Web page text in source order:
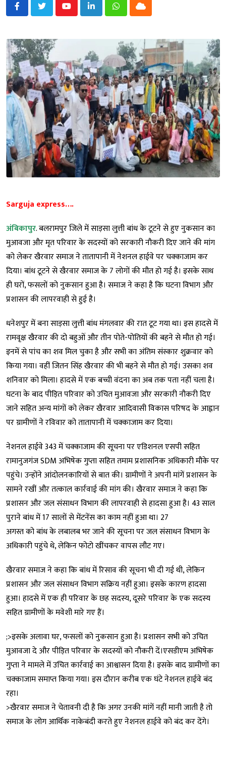
YoutubeLinkedInWhatsappCloud
Sarguja express….
अंबिकापुर. बलरामपुर जिले में साड़सा लुत्ती बांध के टूटने से हुए नुकसान का
मुआवजा और मृत परिवार के सदस्यों को सरकारी नौकरी दिए जाने की मांग
को लेकर खैरवार समाज ने तातापानी में नेशनल हाईवे पर चक्काजाम कर
दिया। बांध टूटने से खैरवार समाज के 7 लोगों की मौत हो गई है। इसके साथ
ही घरों, फसलों को नुकसान हुआ है। समाज ने कहा है कि घटना विभाग और
प्रशासन की लापरवाही से हुई है।
धनेशपुर में बना साड़सा लुत्ती बांध मंगलवार की रात टूट गया था। इस हादसे में
रामवृक्ष खैरवार की दो बहुओं और तीन पोते-पोतियों की बहने से मौत हो गई।
इनमें से पांच का शव मिल चुका है और सभी का अंतिम संस्कार शुक्रवार को
किया गया। वहीं जितन सिंह खैरवार की भी बहने से मौत हो गई। उसका शव
शनिवार को मिला। हादसे में एक बच्ची वंदना का अब तक पता नहीं चला है।
घटना के बाद पीड़ित परिवार को उचित मुआवजा और सरकारी नौकरी दिए
जाने सहित अन्य मांगों को लेकर खैरवार आदिवासी विकास परिषद के आह्वान
पर ग्रामीणों ने रविवार को तातापानी में चक्काजाम कर दिया।
नेशनल हाईवे 343 में चक्काजाम की सूचना पर एडिशनल एसपी सहित
रामानुजगंज SDM अभिषेक गुप्ता सहित तमाम प्रशासनिक अधिकारी मौके पर
पहुंचे। उन्होंने आंदोलनकारियों से बात की। ग्रामीणों ने अपनी मांगें प्रशासन के
सामने रखीं और तत्काल कार्रवाई की मांग की। खैरवार समाज ने कहा कि
प्रशासन और जल संसाधन विभाग की लापरवाही से हादसा हुआ है। 43 साल
पुराने बांध में 17 सालों से मेंटनेंस का काम नहीं हुआ था। 27
अगस्त को बांध के लबालब भर जाने की सूचना पर जल संसाधन विभाग के
अधिकारी पहुंचे थे, लेकिन फोटो खींचकर वापस लौट गए।
खैरवार समाज ने कहा कि बांध में रिसाव की सूचना भी दी गई थी, लेकिन
प्रशासन और जल संसाधन विभाग सक्रिय नहीं हुआ। इसके कारण हादसा
हुआ। हादसे में एक ही परिवार के छह सदस्य, दूसरे परिवार के एक सदस्य
सहित ग्रामीणों के मवेशी मारे गए हैं।
;>इसके अलावा घर, फसलों को नुकसान हुआ है। प्रशासन सभी को उचित
मुआवजा दे और पीड़ित परिवार के सदस्यों को नौकरी दें।एसडीएम अभिषेक
गुप्ता ने मामले में उचित कार्रवाई का आश्वासन दिया है। इसके बाद ग्रामीणों का
चक्काजाम समाप्त किया गया। इस दौरान करीब एक घंटे नेशनल हाईवे बंद
रहा।
>खैरवार समाज ने चेतावनी दी है कि अगर उनकी मांगें नहीं मानी जाती है तो
समाज के लोग आर्थिक नाकेबंदी करते हुए नेशनल हाईवे को बंद कर देंगे।